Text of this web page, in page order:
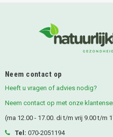
Neem contact op
Heeft u vragen of advies nodig?
Neem contact op met onze
(ma 12.00 - 17.00. di t/m vrij 9.00 t/m
Tel: 070-2051194